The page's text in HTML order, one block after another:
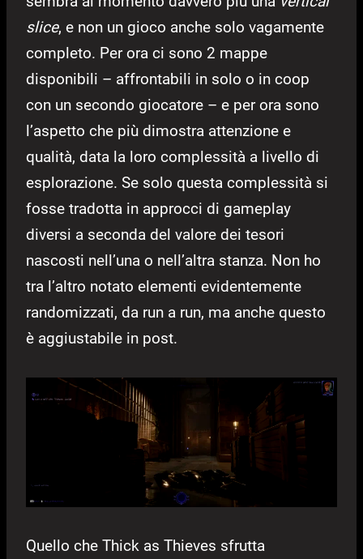
slice, e non un gioco anche solo vagamente
completo. Per ora ci sono 2 mappe
disponibili – affrontabili in solo o in coop
con un secondo giocatore – e per ora sono
l’aspetto che più dimostra attenzione e
qualità, data la loro complessità a livello di
esplorazione. Se solo questa complessità si
fosse tradotta in approcci di gameplay
diversi a seconda del valore dei tesori
nascosti nell’una o nell’altra stanza. Non ho
tra l’altro notato elementi evidentemente
randomizzati, da run a run, ma anche questo
è aggiustabile in post.
Quello che Thick as Thieves sfrutta